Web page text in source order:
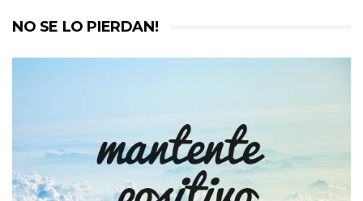
NO SE LO PIERDAN!